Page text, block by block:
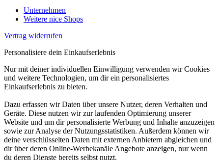
Unternehmen
Weitere nice Shops
Vertrag widerrufen
Personalisiere dein Einkaufserlebnis
Nur mit deiner individuellen Einwilligung verwenden wir Cookies
und weitere Technologien, um dir ein personalisiertes
Einkaufserlebnis zu bieten.
Dazu erfassen wir Daten über unsere Nutzer, deren Verhalten und
Geräte. Diese nutzen wir zur laufenden Optimierung unserer
Website und um dir personalisierte Werbung und Inhalte anzuzeigen
sowie zur Analyse der Nutzungsstatistiken. Außerdem können wir
deine verschlüsselten Daten mit externen Anbietern abgleichen und
dir über deren Online-Werbekanäle Angebote anzeigen, nur wenn
du deren Dienste bereits selbst nutzt.